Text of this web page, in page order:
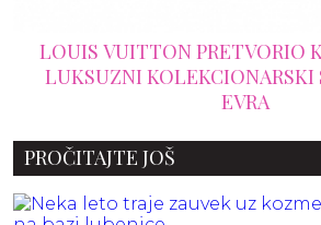
LOUIS VUITTON PRETVORIO
LUKSUZNI KOLEKCIONARSKI
EVRA
PROČITAJTE JOŠ